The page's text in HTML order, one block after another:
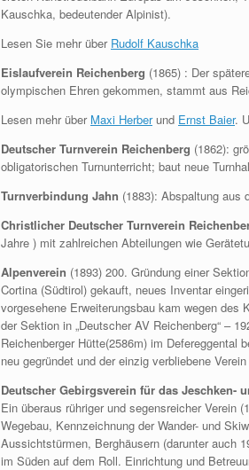
Kauschka, bedeutender Alpinist).
Lesen Sie mehr über Rudolf Kauschka
Eislaufverein Reichenberg (1865) : Der
olympischen Ehren gekommen, stammt aus
Lesen mehr über Maxi Herberund Ernst Baier.
Deutscher Turnverein Reichenberg (1862):
obligatorischen Turnunterricht; baut neue
Turnverbindung Jahn (1883): Abspaltung aus
Christlicher Deutscher Turnverein
Jahre ) mit zahlreichen Abteilungen wie
Alpenverein (1893) 200. Gründung einer
Cortina (Südtirol) gekauft, neues Inventar
vorgesehene Erweiterungsbau kam wegen des
der Sektion in „Deutscher AV Reichenberg“ –
Reichenberger Hütte(2586m) im
neu gegründet und der einzig verbliebene
Deutscher Gebirgsverein für das Jeschken-
Ein überaus rühriger und segensreicher Verein
Wegebau, Kennzeichnung der Wander- und
Aussichtstürmen, Berghäusern (darunter auch
im Süden auf dem Roll. Einrichtung und